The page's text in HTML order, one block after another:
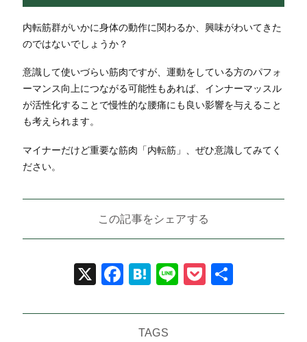
内転筋群がいかに身体の動作に関わるか、興味がわいてきた
のではないでしょうか？
意識して使いづらい筋肉ですが、運動をしている方のパフォ
ーマンス向上につながる可能性もあれば、インナーマッスル
が活性化することで慢性的な腰痛にも良い影響を与えること
も考えられます。
マイナーだけど重要な筋肉「内転筋」、ぜひ意識してみてく
ださい。
この記事をシェアする
X Facebook
Hatena
LinePocket
TAGS